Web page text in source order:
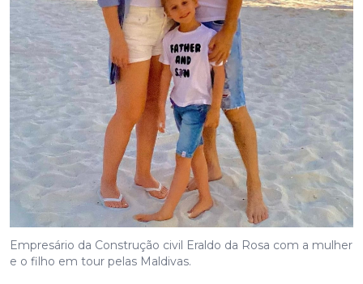
Empresário da Construção civil Eraldo da Rosa com a mulher
e o filho em tour pelas Maldivas.